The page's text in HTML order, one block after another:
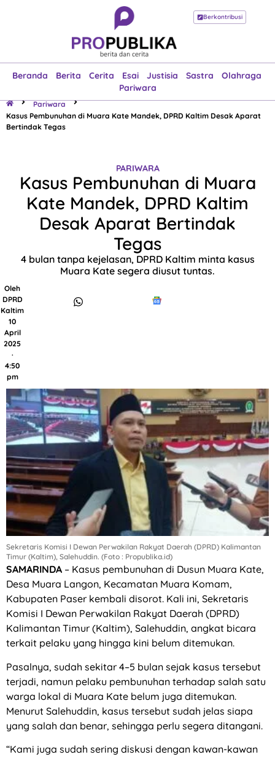
Berkontribusi
Beranda Berita Cerita Esai Justisia Sastra
Olahraga
Pariwara
Beranda
Esai
Justisia
Sastra
Olahraga
Pariwara
Pariwara
Kasus Pembunuhan di Muara Kate Mandek, DPRD Kaltim Desak Aparat
Bertindak Tegas
PARIWARA
Kasus Pembunuhan di Muara
Kate Mandek, DPRD Kaltim
Desak Aparat Bertindak
Tegas
4 bulan tanpa kejelasan, DPRD Kaltim minta kasus
Muara Kate segera diusut tuntas.
Oleh
DPRD
Kaltim
10
April
2025
·
4:50
pm
Sekretaris Komisi I Dewan Perwakilan Rakyat Daerah (DPRD) Kalimantan
Timur (Kaltim), Salehuddin. (Foto : Propublika.id)
SAMARINDA – Kasus pembunuhan di Dusun Muara Kate,
Desa Muara Langon, Kecamatan Muara Komam,
Kabupaten Paser kembali disorot. Kali ini, Sekretaris
Komisi I Dewan Perwakilan Rakyat Daerah (DPRD)
Kalimantan Timur (Kaltim), Salehuddin, angkat bicara
terkait pelaku yang hingga kini belum ditemukan.
Pasalnya, sudah sekitar 4–5 bulan sejak kasus tersebut
terjadi, namun pelaku pembunuhan terhadap salah satu
warga lokal di Muara Kate belum juga ditemukan.
Menurut Salehuddin, kasus tersebut sudah jelas siapa
yang salah dan benar, sehingga perlu segera ditangani.
“Kami juga sudah sering diskusi dengan kawan-kawan